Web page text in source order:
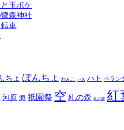
玉ボケ
森神社
車
ちょ ぽんちょ わんこ ハス ハト ベラン
河原 海 祇園祭 空 糺の森 糺の森 紅